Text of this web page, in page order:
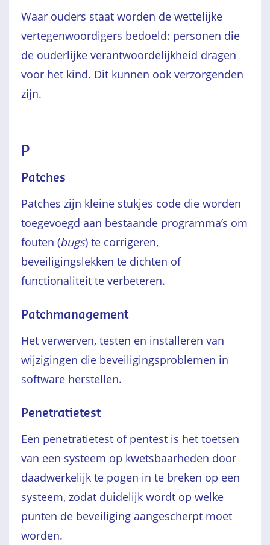
Waar ouders staat worden de wettelijke
vertegenwoordigers bedoeld: personen die
de ouderlijke verantwoordelijkheid dragen
voor het kind. Dit kunnen ook verzorgenden
zijn.
P
Patches
Patches zijn kleine stukjes code die worden
toegevoegd aan bestaande programma’s om
fouten (bugs) te corrigeren,
beveiligingslekken te dichten of
functionaliteit te verbeteren.
Patchmanagement
Het verwerven, testen en installeren van
wijzigingen die beveiligingsproblemen in
software herstellen.
Penetratietest
Een penetratietest of pentest is het toetsen
van een systeem op kwetsbaarheden door
daadwerkelijk te pogen in te breken op een
systeem, zodat duidelijk wordt op welke
punten de beveiliging aangescherpt moet
worden.